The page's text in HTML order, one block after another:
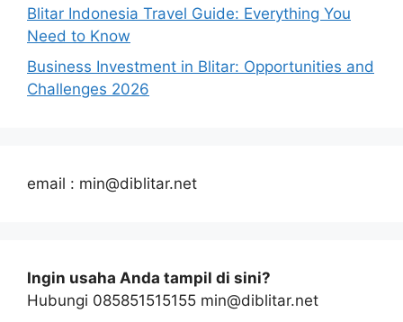
Blitar Indonesia Travel Guide: Everything You
Need to Know
Business Investment in Blitar: Opportunities and
Challenges 2026
email : min@diblitar.net
Ingin usaha Anda tampil di sini?
Hubungi 085851515155 min@diblitar.net